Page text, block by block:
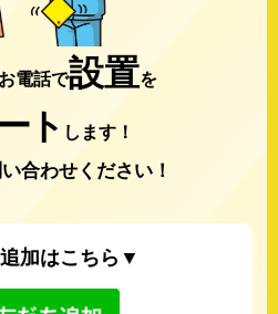
電話で設置を
ト します！
合わせください！
加はこちら▼